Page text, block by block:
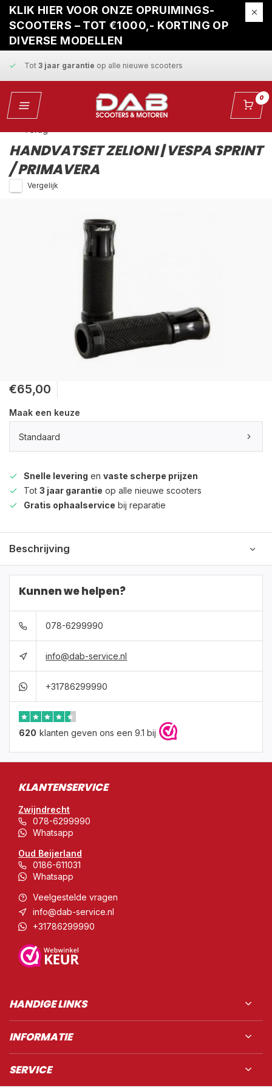
KLIK HIER VOOR ONZE OPRUIMINGS-
SCOOTERS – TOT €1000,- KORTING OP
DIVERSE MODELLEN
Gratis ophaalservicebij reparatie
Snelle leveringen vaste scherpe prijzen
Tot 3 jaar garantie op alle nieuwe scooters
Gratis ophaalservicebij reparatie 0
HANDVATSET ZELIONI | VESPA SPRINT
/ PRIMAVERA
Vergelijk
€65,00
Maak een keuze
Standaard
Snelle levering en vaste scherpe prijzen
Tot 3 jaar garantie op alle nieuwe scooters
Gratis ophaalservice bij reparatie
Beschrijving
Kunnen we helpen?
078-6299990
info@dab-service.nl
+31786299990
620 klanten geven ons een 9.1 bij
KLANTENSERVICE
Zwijndrecht
078-6299990
Whatsapp
Oud Beijerland
0186-611031
Whatsapp
Veelgestelde vragen
info@dab-service.nl
+31786299990
HANDIGE LINKS
INFORMATIE
SERVICE